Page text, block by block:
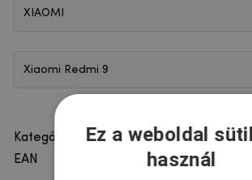
XIAOMI
Xiaomi Redmi 9
Kategória
EAN
Ez a weboldal
használ